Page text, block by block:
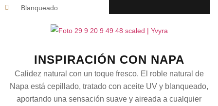
Blanqueado
INSPIRACIÓN CON NAPA
Calidez natural con un toque fresco. El roble natural de
Napa está cepillado, tratado con aceite UV y blanqueado,
aportando una sensación suave y aireada a cualquier